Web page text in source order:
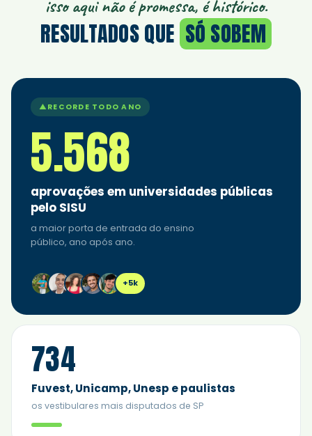
isso aqui não é promessa, é histórico.
RESULTADOS QUE SÓ SOBEM
▲ RECORDE TODO ANO
5.568
aprovações em universidades públicas
pelo SISU
a maior porta de entrada do ensino
público, ano após ano.
+5k
734
Fuvest, Unicamp, Unesp e paulistas
os vestibulares mais disputados de SP